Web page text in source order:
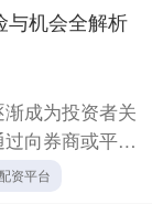
与机会全解析
成为投资者关
向券商或平台
交易。这种方
资平台